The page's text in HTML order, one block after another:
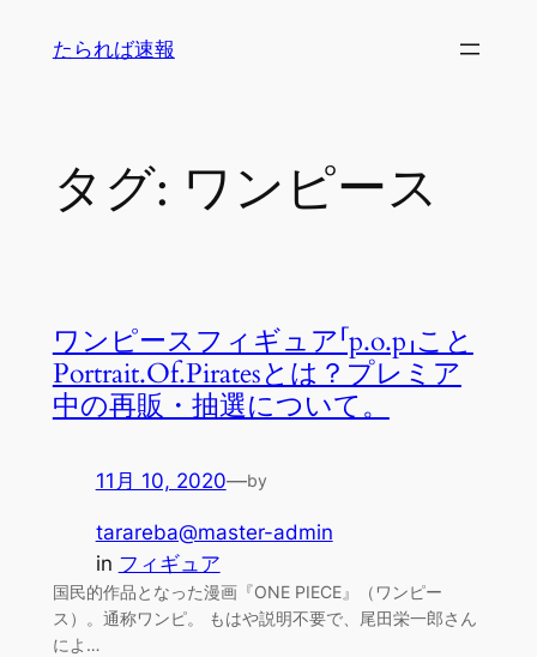
たられば速報
タグ: ワンピース
ワンピースフィギュア「p.o.p」こと
Portrait.Of.Piratesとは？プレミア
中の再販・抽選について。
11月 10, 2020—by
tarareba@master-admin
in フィギュア
国民的作品となった漫画『ONE PIECE』（ワンピー
ス）。通称ワンピ。 もはや説明不要で、尾田栄一郎さん
によ…